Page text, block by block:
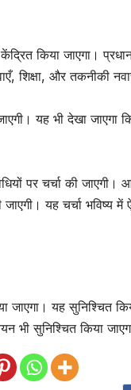
किया जाएगा।
शिक्षा, और तकनीकी
यह भी देखा
पर चर्चा की
यह चर्चा भविष्य
जाएगा। यह सुनिश्चित
भी सुनिश्चित किया